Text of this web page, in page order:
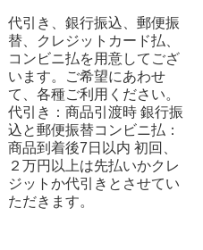
代引き、銀行振込、郵便振
替、クレジットカード払、
コンビニ払を用意してござ
います。ご希望にあわせ
て、各種ご利用ください。
代引き：商品引渡時 銀行振
込と郵便振替コンビニ払：
商品到着後7日以内 初回、
２万円以上は先払いかクレ
ジットか代引きとさせてい
ただきます。